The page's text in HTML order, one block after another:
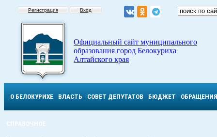
Регистрация Вход
Официальный сайт муниципального
образования город Белокуриха
Алтайского края
О БЕЛОКУРИХЕ ВЛАСТЬ СОВЕТ ДЕПУТАТОВ БЮДЖЕТ ОБРАЩЕНИЯ
СПРАВОЧНОЕ